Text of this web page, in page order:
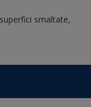
smaltate,